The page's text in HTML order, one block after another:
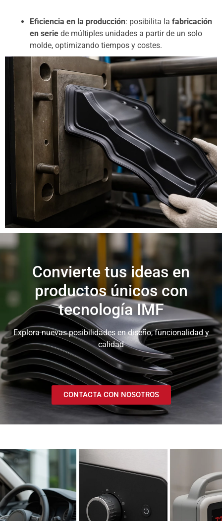
Eficiencia en la producción: posibilita la fabricación
en serie de múltiples unidades a partir de un solo
molde, optimizando tiempos y costes.
Convierte tus ideas en
productos únicos con
tecnología IMF
Explora nuevas posibilidades en diseño, funcionalidad y
calidad
CONTACTA CON NOSOTROS